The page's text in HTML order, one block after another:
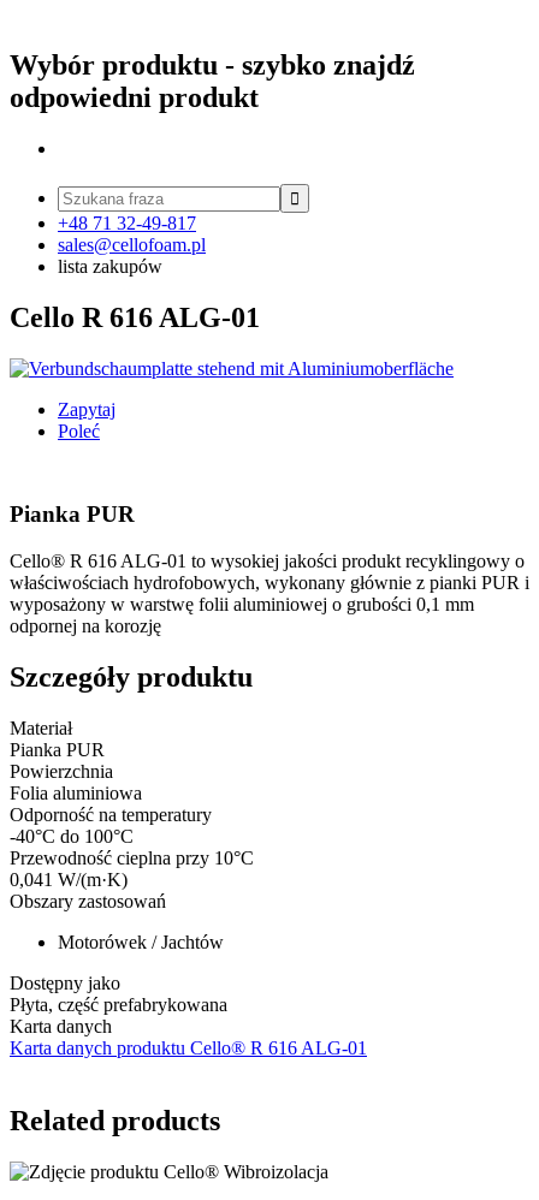
Wybór produktu - szybko znajdź
odpowiedni produkt

+48 71 32-49-817
sales@cellofoam.pl
lista zakupów
Cello R 616 ALG-01
Zapytaj
Poleć
Pianka PUR
Cello® R 616 ALG-01 to wysokiej jakości produkt recyklingowy o
właściwościach hydrofobowych, wykonany głównie z pianki PUR i
wyposażony w warstwę folii aluminiowej o grubości 0,1 mm
odpornej na korozję
Szczegóły produktu
Materiał
Pianka PUR
Powierzchnia
Folia aluminiowa
Odporność na temperatury
-40°C do 100°C
Przewodność cieplna przy 10°C
0,041 W/(m·K)
Obszary zastosowań
Motorówek / Jachtów
Dostępny jako
Płyta, część prefabrykowana
Karta danych
Karta danych produktu Cello® R 616 ALG-01
Related products